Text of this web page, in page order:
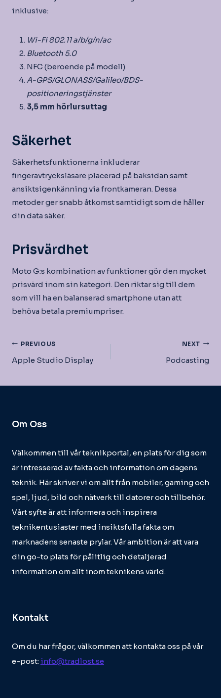
inklusive:
Wi-Fi 802.11 a/b/g/n/ac
Bluetooth 5.0
NFC (beroende på modell)
A-GPS/GLONASS/Galileo/BDS-
positioneringstjänster
3,5 mm hörlursuttag
Säkerhet
Säkerhetsfunktionerna inkluderar
fingeravtrycksläsare placerad på baksidan samt
ansiktsigenkänning via frontkameran. Dessa
metoder ger snabb åtkomst samtidigt som de håller
din data säker.
Prisvärdhet
Moto G:s kombination av funktioner gör den mycket
prisvärd inom sin kategori. Den riktar sig till dem
som vill ha en balanserad smartphone utan att
behöva betala premiumpriser.
Inläggsnavigering
PREVIOUS
Apple Studio Display
NEXT
Podcasting
Om Oss
Välkommen till vår teknikportal, en plats för dig som
är intresserad av fakta och information om dagens
teknik. Här skriver vi om allt från mobiler, gaming och
spel, ljud, bild och nätverk till datorer och tillbehör.
Vårt syfte är att informera och inspirera
teknikentusiaster med insiktsfulla fakta om
marknadens senaste prylar. Vår ambition är att vara
din go-to plats för pålitlig och detaljerad
information om allt inom teknikens värld.
Kontakt
Om du har frågor, välkommen att kontakta oss på vår
e-post: info@tradlost.se